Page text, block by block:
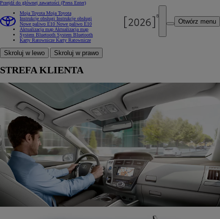
Przejdź do głównej zawartości (Press Enter)
Otwórz menu
Moja Toyota Moja Toyota
Instrukcje obsługi Instrukcje obsługi
Nowe paliwo E10 Nowe paliwo E10
Aktualizacja map Aktualizacja map
System Bluetooth System Bluetooth
Karty Ratownicze Karty Ratownicze
Skroluj w lewo Skroluj w prawo
STREFA KLIENTA